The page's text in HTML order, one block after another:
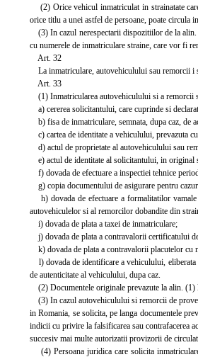
(2) Orice vehicul inmatriculat in strainatate
orice titlu a unei astfel de persoane, poate circula
(3) In cazul nerespectarii dispozitiilor de la alin.
cu numerele de inmatriculare straine, care vor fi
Art. 32
La inmatriculare, autovehiculului sau remorcii i
Art. 33
(1) Inmatricularea autovehiculului si a remorcii
a) cererea solicitantului, care cuprinde si
b) fisa de inmatriculare, semnata, dupa caz, de
c) cartea de identitate a vehiculului, prevazuta
d) actul de proprietate al autovehiculului sau
e) actul de identitate al solicitantului, in original
f) dovada de efectuare a inspectiei tehnice
g) copia documentului de asigurare pentru
h) dovada de efectuare a formalitatilor vamale
autovehiculelor si al remorcilor dobandite din
i) dovada de plata a taxei de inmatriculare;
j) dovada de plata a contravalorii certificatului
k) dovada de plata a contravalorii placutelor cu
l) dovada de identificare a vehiculului,
de autenticitate al vehiculului, dupa caz.
(2) Documentele originale prevazute la alin. (1)
(3) In cazul autovehiculului si remorcii de
in Romania, se solicita, pe langa documentele
indicii cu privire la falsificarea sau contrafacerea
succesiv mai multe autorizatii provizorii de
(4) Persoana juridica care solicita